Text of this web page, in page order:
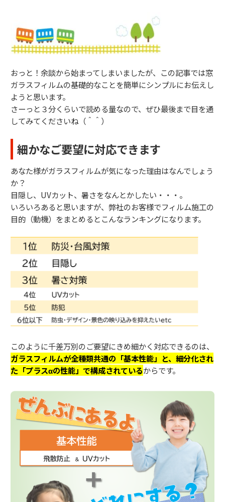
おっと！余談から始まってしまいましたが、この記事では窓
ガラスフィルムの基礎的なことを簡単にシンプルにお伝えし
ようと思います。
さーっと３分くらいで読める量なので、ぜひ最後まで目を通
してみてくださいね（＾＾）
細かなご要望に対応できます
あなた様がガラスフィルムが気になった理由はなんでしょう
か？
目隠し、UVカット、暑さをなんとかしたい・・・。
いろいろあると思いますが、弊社のお客様でフィルム施工の
目的（動機）をまとめるとこんなランキングになります。
このように千差万別のご要望にきめ細かく対応できるのは、
ガラスフィルムが全種類共通の「基本性能」と、細分化され
た「プラスαの性能」で構成されているからです。